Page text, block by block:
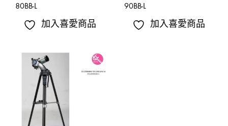
80BB-L
加入喜愛商品
90BB-L
加入喜愛商品